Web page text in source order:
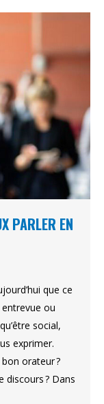
PARLER EN
que ce
ou
social,
exprimer.
orateur ?
? Dans